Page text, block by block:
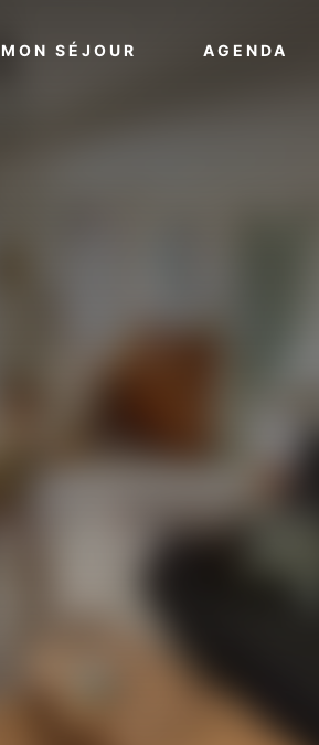
MON SÉJOUR VOIR PLUSAGENDA